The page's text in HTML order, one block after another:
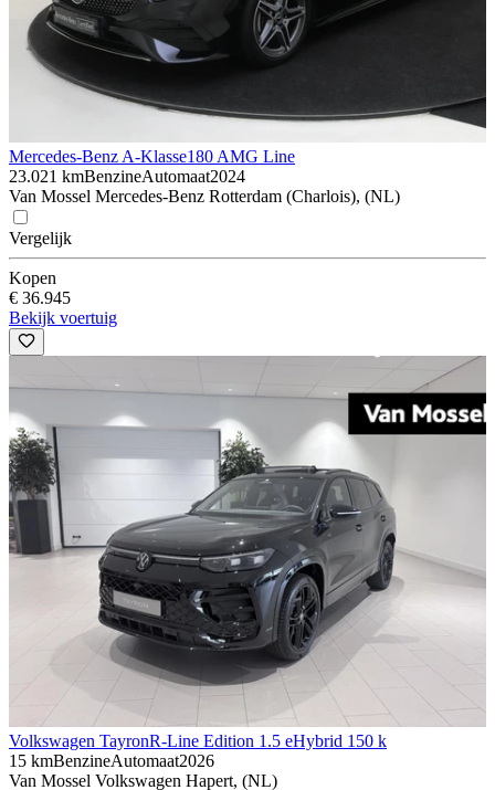
Mercedes-Benz A-Klasse180 AMG Line
23.021 kmBenzineAutomaat2024
Van Mossel Mercedes-Benz Rotterdam (Charlois), (NL)
Vergelijk
Kopen
€ 36.945
Bekijk voertuig
Volkswagen TayronR-Line Edition 1.5 eHybrid 150 k
15 kmBenzineAutomaat2026
Van Mossel Volkswagen Hapert, (NL)